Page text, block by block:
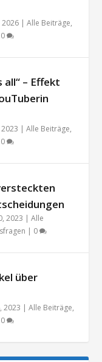
2026 |Alle Beiträge,
0
all“ – Effekt
2023 |Alle Beiträge,
0
2023 |Alle
| 0
über
2023 |Alle Beiträge,
0